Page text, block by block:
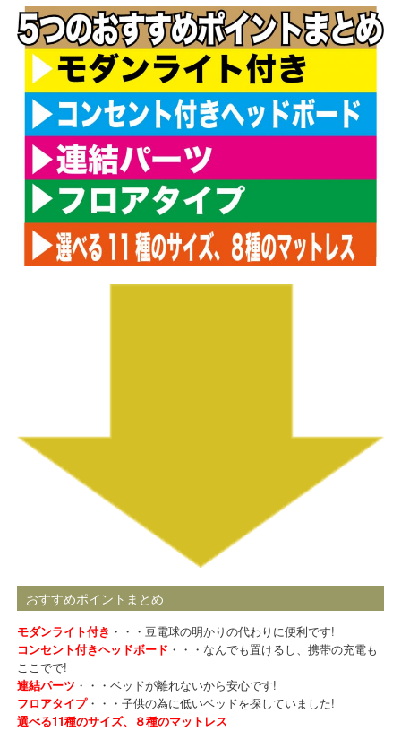
おすすめポイントまとめ
モダンライト付き ・・・豆電球の明かりの代わりに便利です!
コンセント付きヘッドボード ・・・なんでも置けるし、携帯の充電も
ここでで!
連結パーツ ・・・ベッドが離れないから安心です!
フロアタイプ・・・子供の為に低いベッドを探していました!
選べる11種のサイズ、８種のマットレス